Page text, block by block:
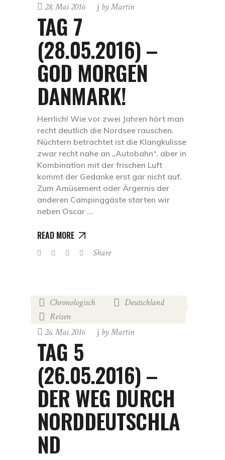
28. Mai 2016
byMartin
TAG 7
(28.05.2016) –
GOD MORGEN
DANMARK!
Herrlich! Wie vor zwei Jahren hört man
recht deutlich die Nordsee rauschen.
Nüchtern betrachtet ist die Klangkulisse
zwar recht nahe an „Autobahn“, aber in
Kombination mit der frischen Luft
kommt der Gedanke erst gar nicht auf.
Zum Amüsement oder Ärgernis der
anderen Campinggäste starten wir
neben Oscar
READ MORE
Share
Chronologisch Deutschland
Reisen
26. Mai 2016
byMartin
TAG 5
(26.05.2016) –
DER WEG DURCH
NORDDEUTSCHLA
ND